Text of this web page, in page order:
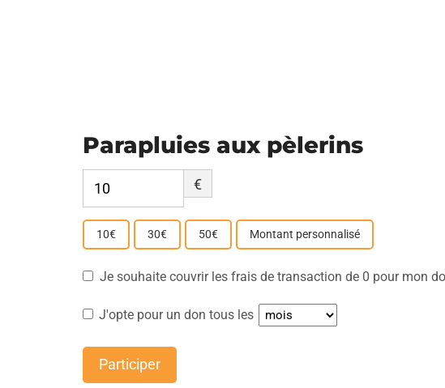
Parapluies aux pèlerins
€
10€ 30€ 50€ Montant personnalisé
Je souhaite couvrir les frais de transaction de 0 pour mon
J'opte pour un don tous les
Participer